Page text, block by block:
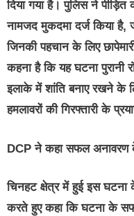
दिया गया है। पुलिस ने
नामजद मुकदमा दर्ज किया है,
जिनकी पहचान के लिए
कहना है कि यह घटना पुरानी
इलाके में शांति बनाए रखने के
हमलावरों की गिरफ्तारी के
DCP ने कहा सफल अनावरण
चिनहट क्षेत्र में हुई इस घटना
करते हुए कहा कि घटना के